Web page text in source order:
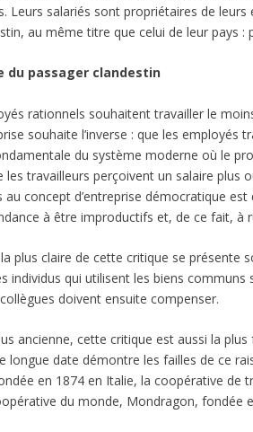
Leurs salariés sont propriétaires de
au même titre que celui de leur pays :
du passager clandestin
rationnels souhaitent travailler le
souhaite l’inverse : que les employés
du système moderne où le
les travailleurs perçoivent un salaire plus
au concept d’entreprise démocratique
à être improductifs et, de ce fait, à
plus claire de cette critique se présente
individus qui utilisent les biens communs
doivent ensuite compenser.
ancienne, cette critique est aussi la
longue date démontre les failles de ce
en 1874 en Italie, la coopérative de
du monde, Mondragon, fondée